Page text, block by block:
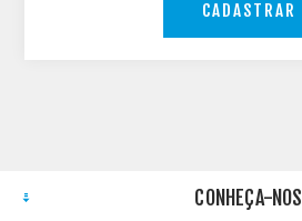
CADASTRAR
CONHEÇA-NOS